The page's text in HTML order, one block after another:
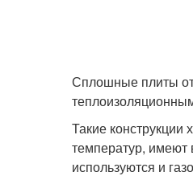
Сплошные плиты
Такие
температур, имеют
используются и